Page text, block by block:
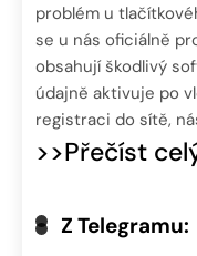
problém u
se u nás oficiálně
obsahují škodlivý
údajně aktivuje po
registraci do sítě,
>>Přečíst
Z Telegramu: